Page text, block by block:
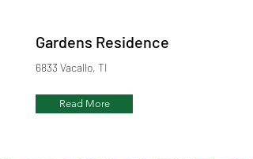
Gardens Residence
6833 Vacallo, TI
Read More